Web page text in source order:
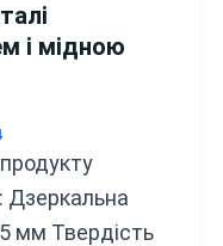
і мідною
Дзеркальна
мм Твердість